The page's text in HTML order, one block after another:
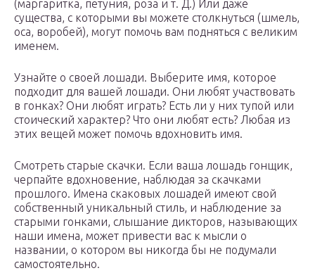
(маргаритка, петуния, роза и т. Д.) Или даже
существа, с которыми вы можете столкнуться (шмель,
оса, воробей), могут помочь вам подняться с великим
именем.
Узнайте о своей лошади. Выберите имя, которое
подходит для вашей лошади. Они любят участвовать
в гонках? Они любят играть? Есть ли у них тупой или
стоический характер? Что они любят есть? Любая из
этих вещей может помочь вдохновить имя.
Смотреть старые скачки. Если ваша лошадь гонщик,
черпайте вдохновение, наблюдая за скачками
прошлого. Имена скаковых лошадей имеют свой
собственный уникальный стиль, и наблюдение за
старыми гонками, слышание дикторов, называющих
наши имена, может привести вас к мысли о
названии, о котором вы никогда бы не подумали
самостоятельно.